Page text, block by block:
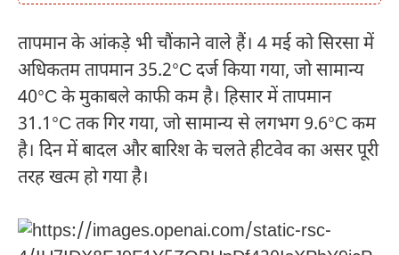
तापमान के आंकड़े भी चौंकाने वाले हैं। 4 मई को सिरसा में
अधिकतम तापमान 35.2°C दर्ज किया गया, जो सामान्य
40°C के मुकाबले काफी कम है। हिसार में तापमान
31.1°C तक गिर गया, जो सामान्य से लगभग 9.6°C कम
है। दिन में बादल और बारिश के चलते हीटवेव का असर पूरी
तरह खत्म हो गया है।